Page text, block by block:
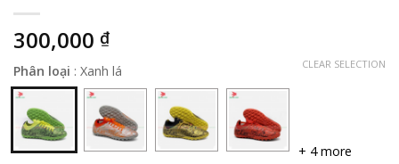
300,000 ₫
Phân loại : Xanh lá
+ 4 more
CLEAR SELECTION